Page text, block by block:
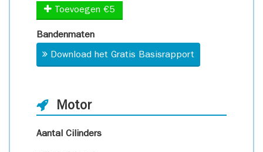
Toevoegen €5
Bandenmaten
Download het Gratis Basisrapport
Motor
Aantal Cilinders